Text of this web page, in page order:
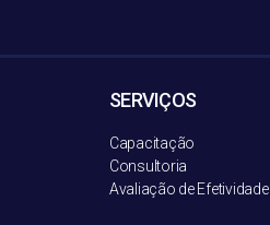
SERVIÇOS
Capacitação
Consultoria
Avaliação de Efetividade